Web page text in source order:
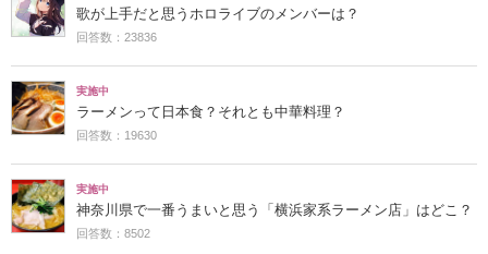
歌が上手だと思うホロライブのメンバーは？
回答数：23836
実施中
ラーメンって日本食？それとも中華料理？
回答数：19630
実施中
神奈川県で一番うまいと思う「横浜家系ラーメン店」はどこ？
回答数：8502